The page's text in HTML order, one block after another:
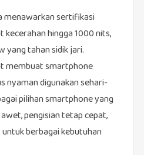
menawarkan sertifikasi
hingga 1000 nits,
yang tahan sidik jari.
membuat smartphone
nyaman digunakan sehari-
pilihan smartphone yang
pengisian tetap cepat,
berbagai kebutuhan